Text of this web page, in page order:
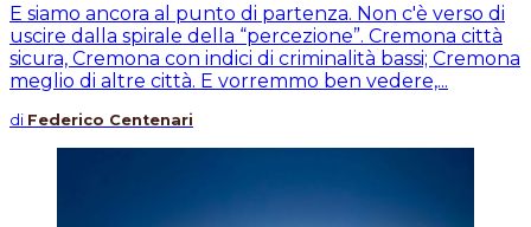
E siamo ancora al punto di partenza. Non c'è verso di
uscire dalla spirale della “percezione”. Cremona città
sicura, Cremona con indici di criminalità bassi; Cremona
meglio di altre città. E vorremmo ben vedere,...
di Federico Centenari